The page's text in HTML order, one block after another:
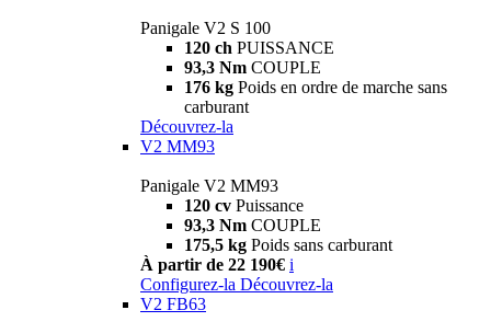
Panigale V2 S 100
120 ch PUISSANCE
93,3 Nm COUPLE
176 kg Poids en ordre de marche sans
carburant
Découvrez-la
V2 MM93
Panigale V2 MM93
120 cv Puissance
93,3 Nm COUPLE
175,5 kg Poids sans carburant
À partir de 22 190€ i
Configurez-la Découvrez-la
V2 FB63